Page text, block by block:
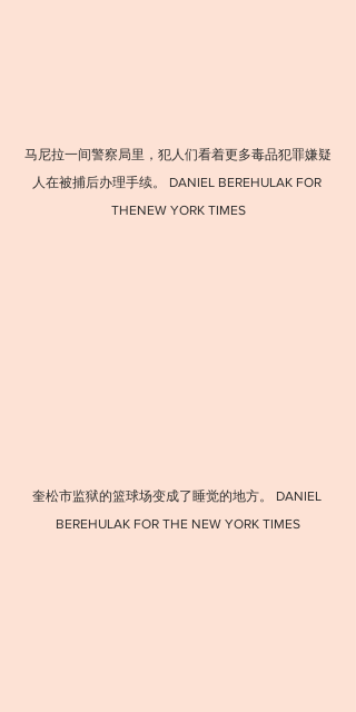
马尼拉一间警察局里，犯人们看着更多毒品犯罪嫌疑
人在被捕后办理手续。 DANIEL BEREHULAK FOR
THENEW YORK TIMES
奎松市监狱的篮球场变成了睡觉的地方。 DANIEL
BEREHULAK FOR THE NEW YORK TIMES